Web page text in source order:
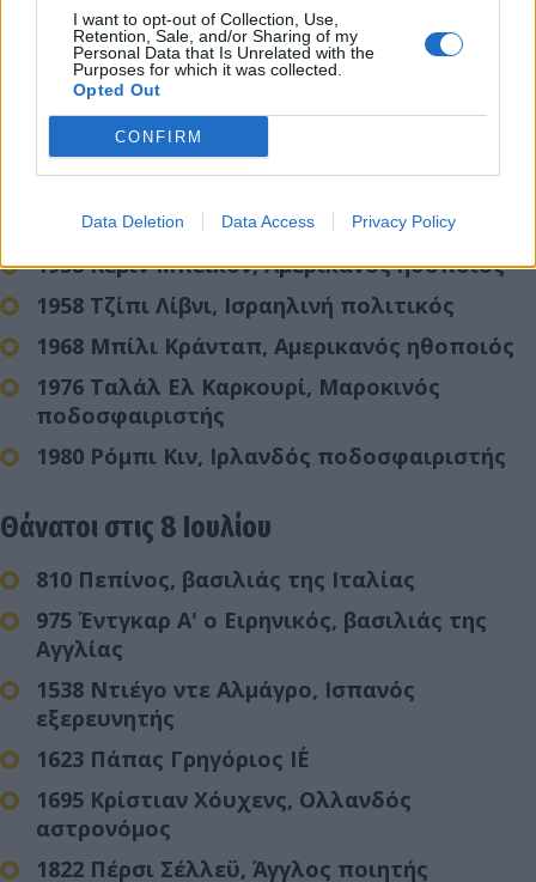
I want to opt-out of Collection, Use,
Retention, Sale, and/or Sharing of my
Personal Data that Is Unrelated with the
Purposes for which it was collected.
Opted Out
CONFIRM
Data Deletion Data Access Privacy Policy
1885 Ερνστ Μπλοχ, Γερμανός φιλόσοφος
1906 Φίλιπ Τζόνσον, Αμερικανός
αρχιτέκτονας
1908 Νέλσον Ροκφέλερ, Αμερικανός
επιχειρηματίας και πολιτικός
ποδοσφαιριστής
1958 Κέβιν Μπέικον, Αμερικανός ηθοποιός
1958 Τζίπι Λίβνι, Ισραηλινή πολιτικός
1968 Μπίλι Κράνταπ, Αμερικανός ηθοποιός
1976 Ταλάλ Ελ Καρκουρί, Μαροκινός
ποδοσφαιριστής
1980 Ρόμπι Κιν, Ιρλανδός ποδοσφαιριστής
Θάνατοι στις 8 Ιουλίου
810 Πεπίνος, βασιλιάς της Ιταλίας
975 Έντγκαρ Α' ο Ειρηνικός, βασιλιάς της
Αγγλίας
1538 Ντιέγο ντε Αλμάγρο, Ισπανός
εξερευνητής
1623 Πάπας Γρηγόριος ΙΕ΄
1695 Κρίστιαν Χόυχενς, Ολλανδός
αστρονόμος
1822 Πέρσι Σέλλεϋ, Άγγλος ποιητής